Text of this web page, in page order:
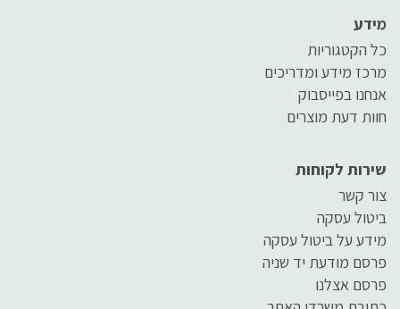
מידע
כל הקטגוריות
מרכז מידע ומדריכים
אנחנו בפייסבוק
חוות דעת מוצרים
שירות לקוחות
צור קשר
ביטול עסקה
מידע על ביטול עסקה
פרסם מודעת יד שניה
פרסם אצלנו